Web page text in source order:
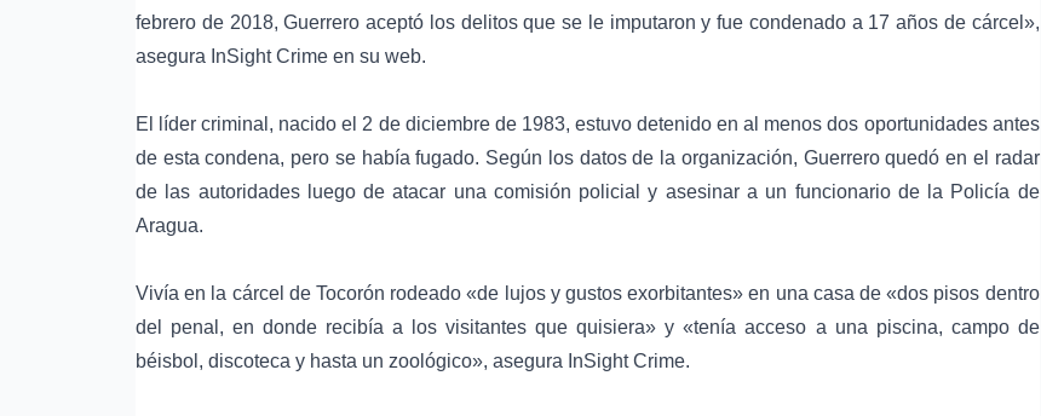
febrero de 2018, Guerrero aceptó los delitos que se le imputaron y fue condenado a 17 años de cárcel»,
asegura InSight Crime en su web.
El líder criminal, nacido el 2 de diciembre de 1983, estuvo detenido en al menos dos oportunidades antes
de esta condena, pero se había fugado. Según los datos de la organización, Guerrero quedó en el radar
de las autoridades luego de atacar una comisión policial y asesinar a un funcionario de la Policía de
Aragua.
Vivía en la cárcel de Tocorón rodeado «de lujos y gustos exorbitantes» en una casa de «dos pisos dentro
del penal, en donde recibía a los visitantes que quisiera» y «tenía acceso a una piscina, campo de
béisbol, discoteca y hasta un zoológico», asegura InSight Crime.